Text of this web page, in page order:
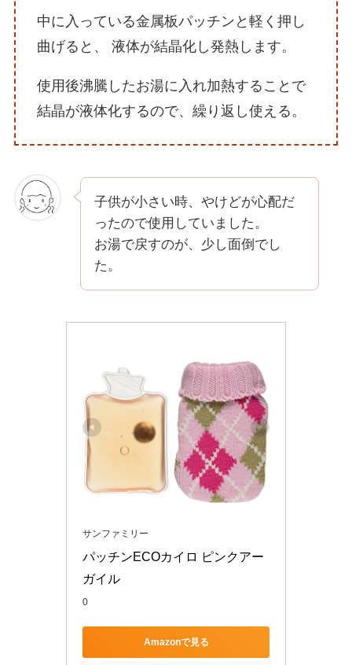
中に入っている金属板パッチンと軽く押し
曲げると、 液体が結晶化し発熱します。
使用後沸騰したお湯に入れ加熱することで
結晶が液体化するので、繰り返し使える。
子供が小さい時、やけどが心配だ
ったので使用していました。
お湯で戻すのが、少し面倒でし
た。
サンファミリー
パッチンECOカイロ ピンクアー
ガイル
0
Amazonで見る